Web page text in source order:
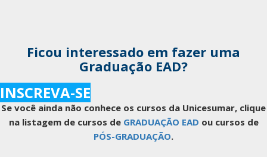
Ficou interessado em fazer uma
Graduação EAD?
INSCREVA-SE
Se você ainda não conhece os cursos da Unicesumar, clique
na listagem de cursos de GRADUAÇÃO EAD ou cursos de
PÓS-GRADUAÇÃO.